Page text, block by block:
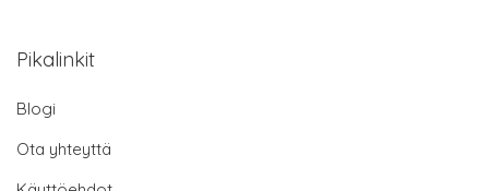
Pikalinkit
Blogi
Ota yhteyttä